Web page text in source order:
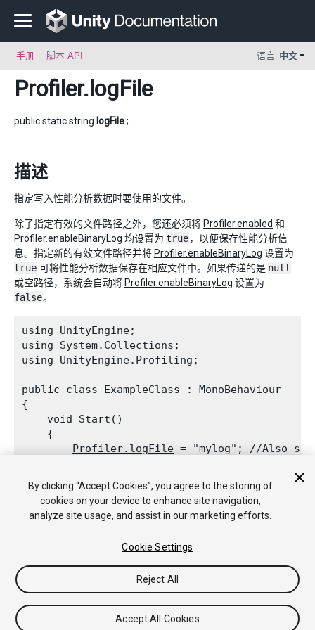
手册 脚本 API 语言: 中文
Profiler.logFile
public static string logFile;
描述
指定写入性能分析数据时要使用的文件。
除了指定有效的文件路径之外，您还必须将 Profiler.enabled 和
Profiler.enableBinaryLog 均设置为 true，以便保存性能分析信
息。指定新的有效文件路径并将 Profiler.enableBinaryLog 设置为
true 可将性能分析数据保存在相应文件中。如果传递的是 null
或空路径，系统会自动将 Profiler.enableBinaryLog 设置为
false。
using UnityEngine;
using System.Collections;
using UnityEngine.Profiling;
public class ExampleClass : MonoBehaviour
{
    void Start()
    {
Profiler.logFile = "mylog"; //Also
Profiler.enabled
    }
Copyright © 2018 Unity Technologies. Publication 2018.2
教程
Cookie
不要出售或分享我的个人信息
Your Privacy Choices (Cookie Settings)
By clicking “Accept Cookies”, you agree to the storing of
cookies on your device to enhance site navigation,
analyze site usage, and assist in our marketing efforts.
Cookie Settings
Reject All
Accept All Cookies